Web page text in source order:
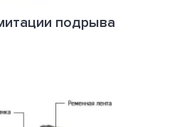
подрыва